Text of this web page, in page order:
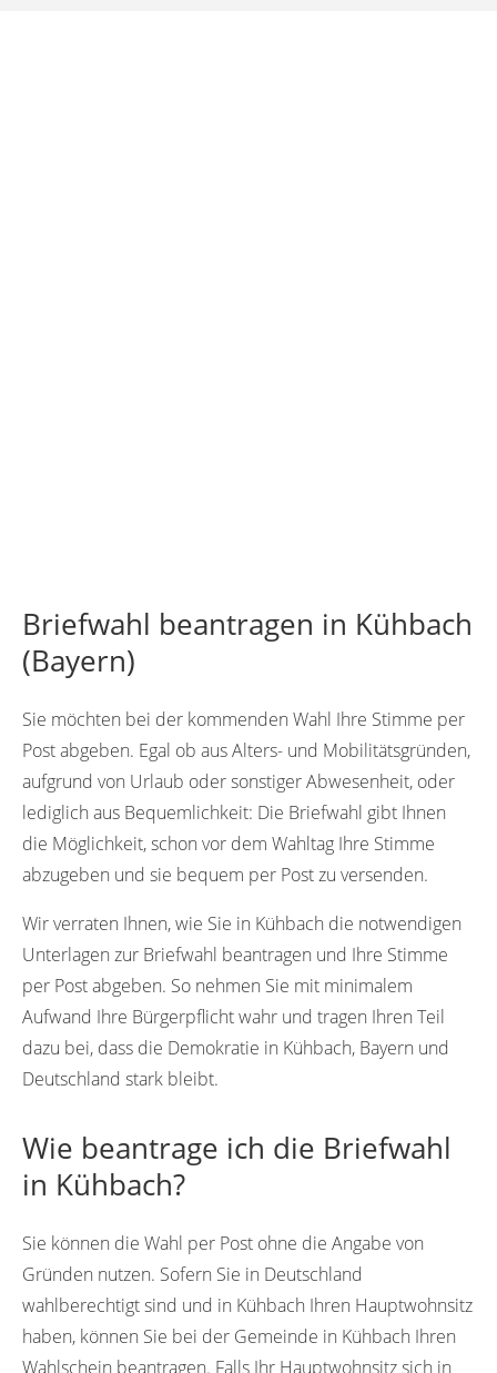
Briefwahl beantragen in Kühbach
(Bayern)
Sie möchten bei der kommenden Wahl Ihre Stimme per
Post abgeben. Egal ob aus Alters- und Mobilitätsgründen,
aufgrund von Urlaub oder sonstiger Abwesenheit, oder
lediglich aus Bequemlichkeit: Die Briefwahl gibt Ihnen
die Möglichkeit, schon vor dem Wahltag Ihre Stimme
abzugeben und sie bequem per Post zu versenden.
Wir verraten Ihnen, wie Sie in Kühbach die notwendigen
Unterlagen zur Briefwahl beantragen und Ihre Stimme
per Post abgeben. So nehmen Sie mit minimalem
Aufwand Ihre Bürgerpflicht wahr und tragen Ihren Teil
dazu bei, dass die Demokratie in Kühbach, Bayern und
Deutschland stark bleibt.
Wie beantrage ich die Briefwahl
in Kühbach?
Sie können die Wahl per Post ohne die Angabe von
Gründen nutzen. Sofern Sie in Deutschland
wahlberechtigt sind und in Kühbach Ihren Hauptwohnsitz
haben, können Sie bei der Gemeinde in Kühbach Ihren
Wahlschein beantragen. Falls Ihr Hauptwohnsitz sich in